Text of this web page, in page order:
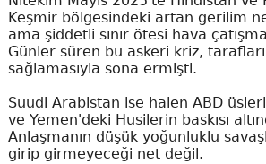
Keşmir bölgesindeki artan gerilim
ama şiddetli sınır ötesi hava
Günler süren bu askeri kriz,
sağlamasıyla sona ermişti.
Suudi Arabistan ise halen ABD
ve Yemen'deki Husilerin baskısı
Anlaşmanın düşük yoğunluklu
girip girmeyeceği net değil.